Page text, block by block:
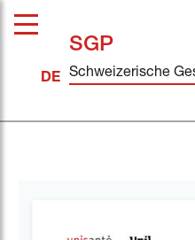
SGP
Schweizerische